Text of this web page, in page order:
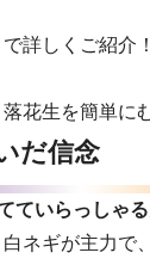
詳しくご紹介
花生を簡単に
だ信念
ていらっしゃる
ネギが主力で